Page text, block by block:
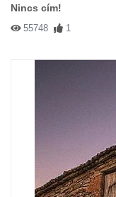
Nincs cím!
55748 1